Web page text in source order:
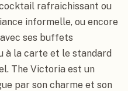
rafraichissant ou
informelle, ou encore
ses buffets
à la carte et le standard
The Victoria est un
par son charme et son